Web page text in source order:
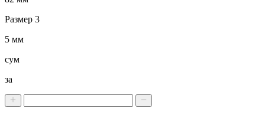
Размер 3
5 мм
сум
за